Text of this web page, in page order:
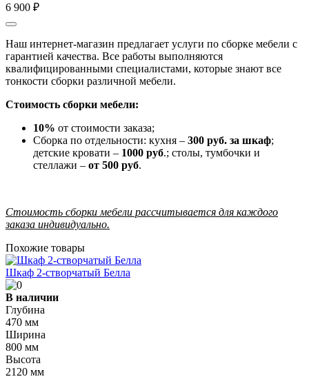
6 900 ₽
Наш интернет-магазин предлагает услуги по сборке мебели с
гарантией качества. Все работы выполняются
квалифицированными специалистами, которые знают все
тонкости сборки различной мебели.
Стоимость сборки мебели:
10% от стоимости заказа;
Сборка по отдельности: кухня – 300 руб. за шкаф;
детские кровати – 1000 руб.; столы, тумбочки и
стеллажи – от 500 руб.
Стоимость сборки мебели рассчитывается для каждого
заказа индивидуально.
Похожие товары
Шкаф 2-створчатый Белла
В наличии
Глубина
470 мм
Ширина
800 мм
Высота
2120 мм